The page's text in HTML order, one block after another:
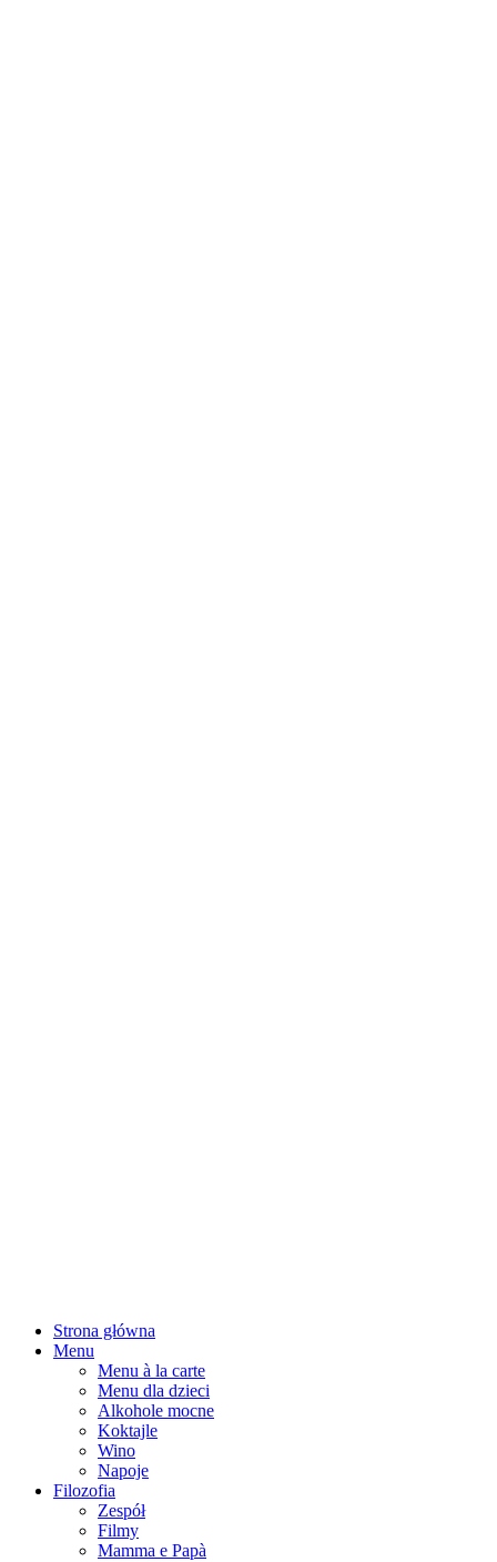
Strona główna
Menu
Menu à la carte
Menu dla dzieci
Alkohole mocne
Koktajle
Wino
Napoje
Filozofia
Zespół
Filmy
Mamma e Papà